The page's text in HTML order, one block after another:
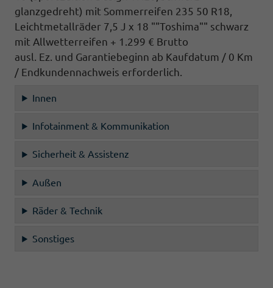
glanzgedreht) mit Sommerreifen 235 50 R18,
Leichtmetallräder 7,5 J x 18 ""Toshima"" schwarz
mit Allwetterreifen + 1.299 € Brutto
ausl. Ez. und Garantiebeginn ab Kaufdatum / 0 Km
/ Endkundennachweis erforderlich.
Innen
Infotainment & Kommunikation
Sicherheit & Assistenz
Außen
Räder & Technik
Sonstiges